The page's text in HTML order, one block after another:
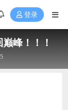
登录
峰！！！